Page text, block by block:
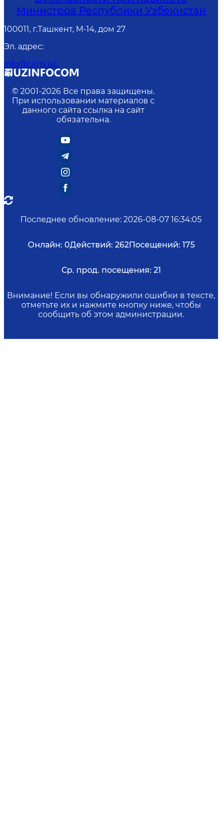
Министров Республики Узбекистан
100011, г.Ташкент, М-14, дом 27
Эл. адрес:
info@cirns.uz.
© 2001-2026 Все права защищены.
При использовании материалов с
данного сайта ссылка на сайт
обязательна.
Последнее обновление: 2026-08-07 16:34:05
Онлайн: 0Действий: 262Посещений: 175
Ср. прод. посещения: 21
Внимание! Если вы обнаружили ошибки в тексте,
отметьте их и нажмите кнопку ниже, чтобы
сообщить об этом администрации.